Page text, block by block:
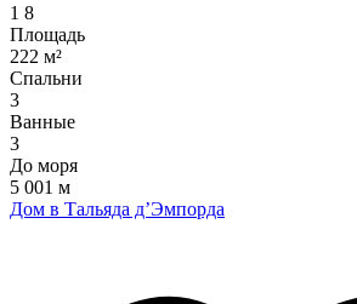
1 8
Площадь
222 м²
Спальни
3
Ванные
3
До моря
5 001 м
Дом в Тальяда д’Эмпорда